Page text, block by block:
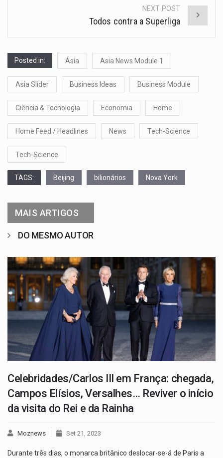
NEXT POST
Todos contra a Superliga
Posted in: Ásia Asia News Module 1
Asia Slider Business Ideas Business Module
Ciência & Tecnologia Economia Home
Home Feed / Headlines News Tech-Science
Tech-Science
TAGS: Beijing bilionários Nova York
MAIS ARTIGOS
DO MESMO AUTOR
Celebridades/Carlos III em França: chegada,
Campos Elísios, Versalhes… Reviver o início
da visita do Rei e da Rainha
Moznews Set 21, 2023
Durante três dias, o monarca britânico deslocar-se-á de Paris a